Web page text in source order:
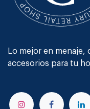
Lo mejor en menaje,
accesorios para tu